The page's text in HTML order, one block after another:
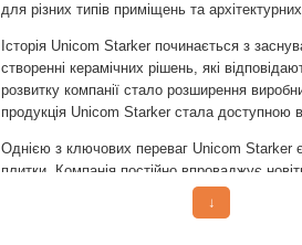
для різних типів приміщень та
Історія Unicom Starker починається з
створенні керамічних рішень, які
розвитку компанії стало розширення
продукція Unicom Starker стала доступною в
Однією з ключових переваг Unicom Starker є
плитки. Компанія постійно впроваджує
технічними характеристиками та
використання екологічно чистих
↓